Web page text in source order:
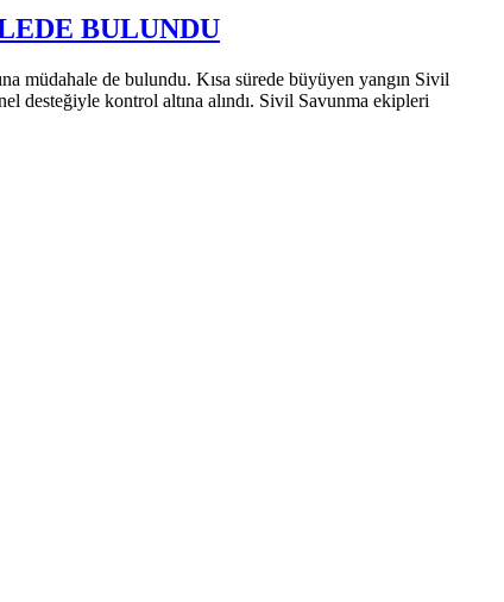
BULUNDU
müdahale de bulundu. Kısa sürede büyüyen yangın Sivil
desteğiyle kontrol altına alındı. Sivil Savunma ekipleri